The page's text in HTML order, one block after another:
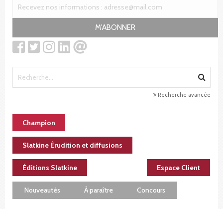
M'ABONNER
Recherche avancée
Champion
Slatkine Érudition et diffusions
Éditions Slatkine Espace Client
Nouveautés À paraître Concours